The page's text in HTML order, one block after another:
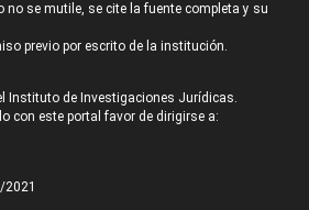
no se mutile, se cite la fuente completa y su
previo por escrito de la institución.
Instituto de Investigaciones Jurídicas.
con este portal favor de dirigirse a: